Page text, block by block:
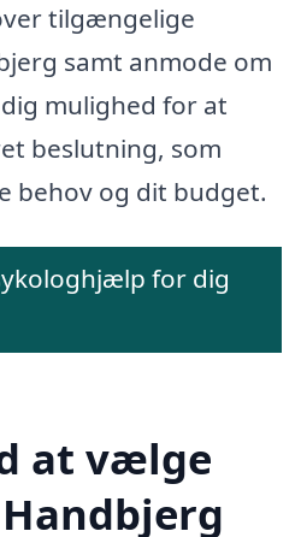
tilgængelige
samt anmode om
mulighed for at
beslutning, som
behov og dit budget.
for dig
at vælge